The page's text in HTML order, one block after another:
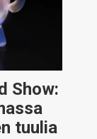
Show:
tuulia